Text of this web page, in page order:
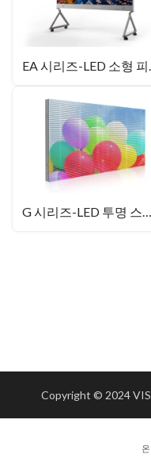
EA 시
G 시리즈-LED 투명 스크린
Copyright © 2024